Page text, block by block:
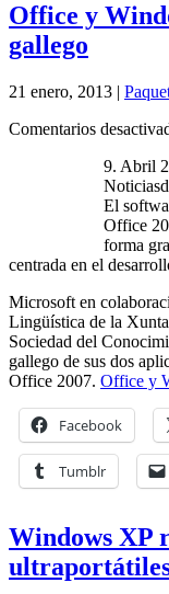
Office y
gallego
21 enero, 2013 |
Comentarios
9. Abril
El
Office
forma
centrada en el
Microsoft en
Lingüística de la
Sociedad del
gallego de sus dos
Office 2007. Office y
Facebook
Tumblr
Windows XP